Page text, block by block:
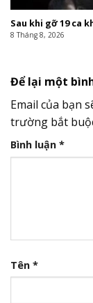
Sau khi gỡ 19 ca
8 Tháng 8, 2026
Để lại một
Email của bạn
trường bắt
Bình luận *
Tên *